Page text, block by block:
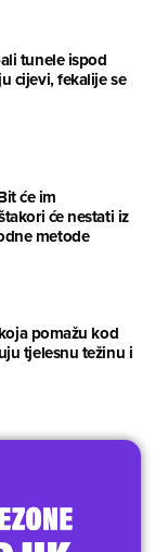
tunele ispod
cijevi, fekalije se
će im
će nestati iz
metode
pomažu kod
tjelesnu težinu i